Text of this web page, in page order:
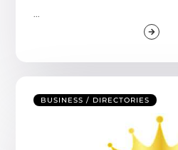
BUSINESS / DIRECTORIES